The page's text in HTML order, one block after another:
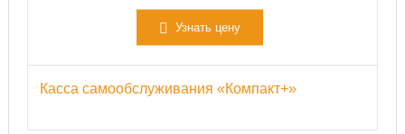
Узнать цену
Касса самообслуживания «Компакт+»